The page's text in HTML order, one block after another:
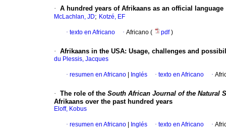
· A hundred years of Afrikaans as an official language
McLachlan, JD; Kotzé, EF
· texto en Africano · Africano ( pdf)
· Afrikaans in the USA: Usage, challenges and
du Plessis, Jacques
· resumen en Africano Inglés · texto en Africano ·
· The role of the South African Journal of the Natural
Afrikaans over the past hundred years
Eloff, Kobus
· resumen en Africano Inglés · texto en Africano ·